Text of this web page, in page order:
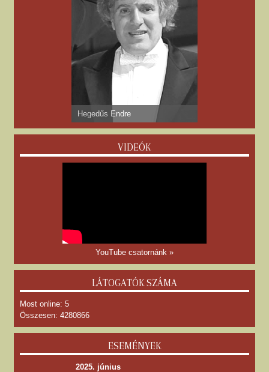
Hegedűs Endre
VIDEÓK
YouTube csatornánk »
LÁTOGATÓK SZÁMA
Most online: 5
Összesen: 4280866
ESEMÉNYEK
2025. június